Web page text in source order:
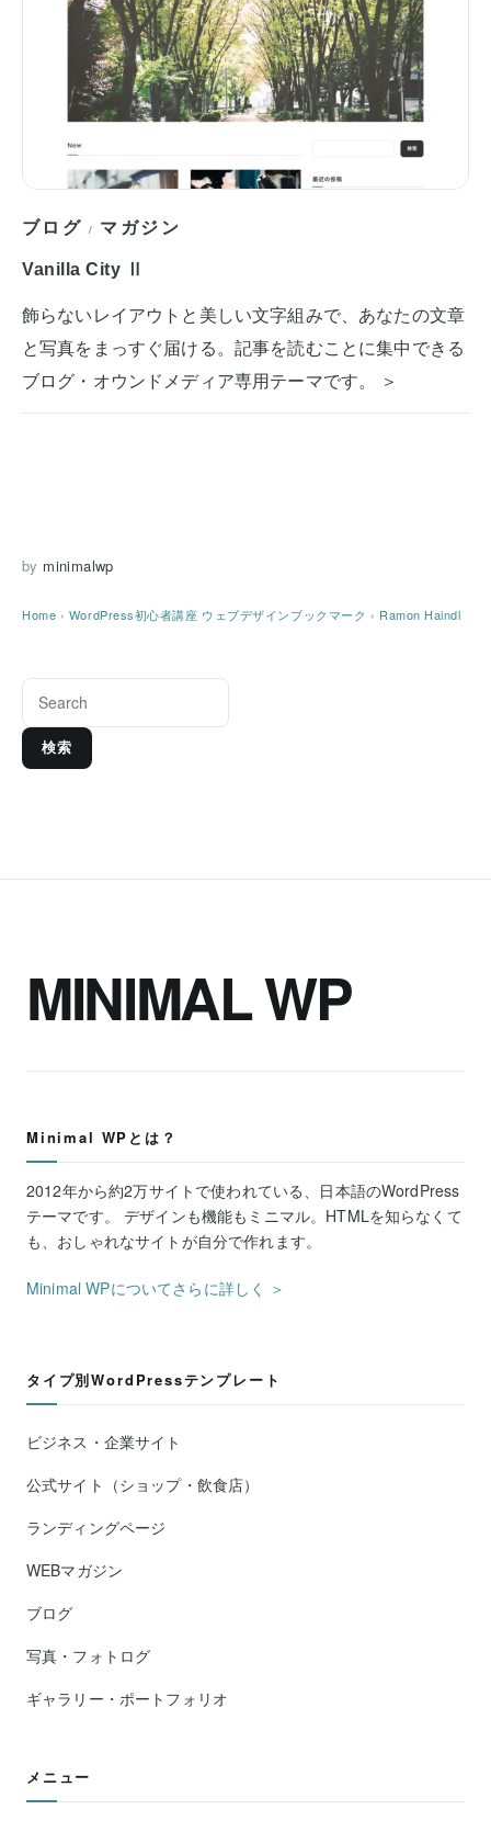
ブログ / マガジン
Vanilla City Ⅱ
飾らないレイアウトと美しい文字組みで、あなたの文章
と写真をまっすぐ届ける。記事を読むことに集中できる
ブログ・オウンドメディア専用テーマです。 ＞
by minimalwp
Home › WordPress初心者講座 ウェブデザインブックマーク › Ramon Haindl
検索
MINIMAL WP
Minimal WPとは？
2012年から約2万サイトで使われている、日本語のWordPress
テーマです。 デザインも機能もミニマル。HTMLを知らなくて
も、おしゃれなサイトが自分で作れます。
Minimal WPについてさらに詳しく ＞
タイプ別WordPressテンプレート
ビジネス・企業サイト
公式サイト（ショップ・飲食店）
ランディングページ
WEBマガジン
ブログ
写真・フォトログ
ギャラリー・ポートフォリオ
メニュー